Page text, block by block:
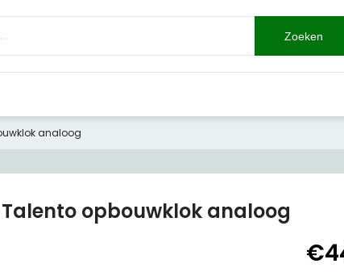
Zoeken
analoog
opbouwklok analoog
€